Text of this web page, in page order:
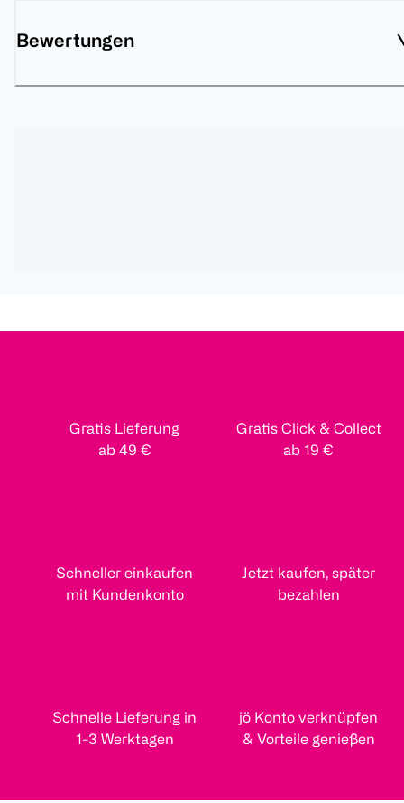
Bewertungen
Gratis Lieferung
ab 49 €
Gratis Click & Collect
ab 19 €
Schneller einkaufen
mit Kundenkonto
Jetzt kaufen, später
bezahlen
Schnelle Lieferung in
1-3 Werktagen
jö Konto verknüpfen
& Vorteile genießen